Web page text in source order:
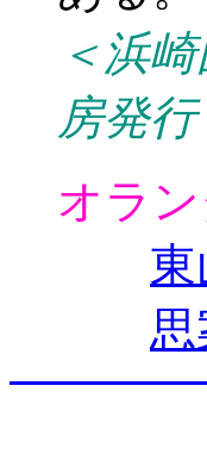
＜浜
房発行
オラ